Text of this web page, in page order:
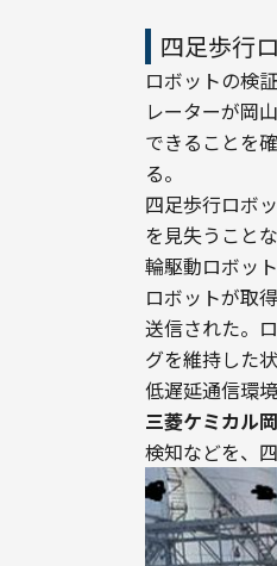
四足歩行
ロボットの検
レーターが岡
できることを
る。
四足歩行ロボ
を見失うこと
輪駆動ロボッ
ロボットが取
送信された。
グを維持した
低遅延通信環
三菱ケミカル